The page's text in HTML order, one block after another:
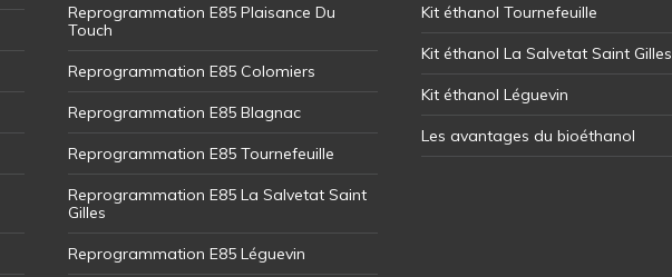
Reprogrammation E85 Plaisance Du
Touch
Reprogrammation E85 Colomiers
Reprogrammation E85 Blagnac
Reprogrammation E85 Tournefeuille
Reprogrammation E85 La Salvetat Saint
Gilles
Reprogrammation E85 Léguevin
Kit éthanol Tournefeuille
Kit éthanol La Salvetat Saint Gilles
Kit éthanol Léguevin
Les avantages du bioéthanol